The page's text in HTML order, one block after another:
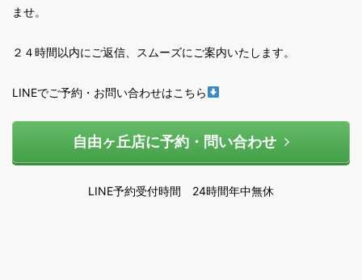
ませ。
２４時間以内にご返信、スムーズにご案内いたします。
LINEでご予約・お問い合わせはこちら
自由ヶ丘店に予約・問い合わせ
LINE予約受付時間 24時間年中無休